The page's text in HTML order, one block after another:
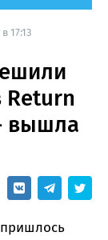
17:13
Return
вышла